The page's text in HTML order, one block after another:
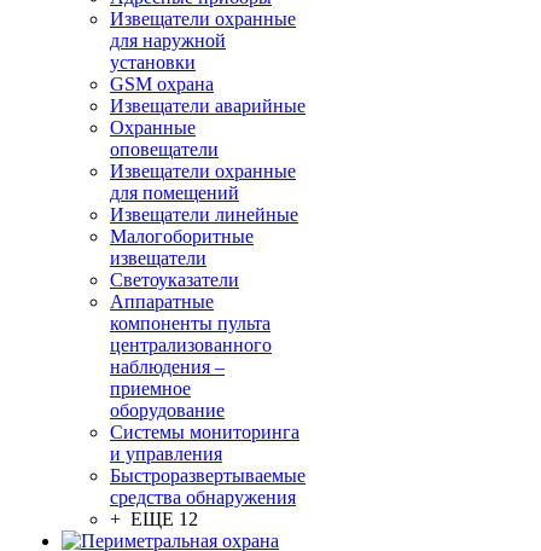
Извещатели охранные
для наружной
установки
GSM охрана
Извещатели аварийные
Охранные
оповещатели
Извещатели охранные
для помещений
Извещатели линейные
Малогоборитные
извещатели
Светоуказатели
Аппаратные
компоненты пульта
централизованного
наблюдения –
приемное
оборудование
Системы мониторинга
и управления
Быстроразвертываемые
средства обнаружения
+ ЕЩЕ 12